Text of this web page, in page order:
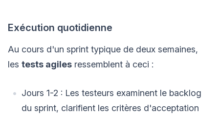
Exécution quotidienne
Au cours d'un sprint typique de deux semaines,
les tests agiles ressemblent à ceci :
Jours 1-2 : Les testeurs examinent le backlog
du sprint, clarifient les critères d'acceptation